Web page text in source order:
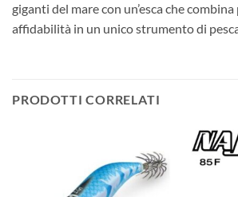
giganti del mare con un’esca che
affidabilità in un unico strumento di
PRODOTTI CORRELATI